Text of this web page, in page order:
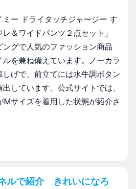
ミー ドライタッチジャージー す
＆ワイドパンツ２点セット」
グで人気のファッション商品
を兼ね備えています。ノーカラ
げで、前立てには水牛調ボタン
しています。公式サイトでは、
サイズを着用した状態が紹介さ
ルで紹介 きれいになろ